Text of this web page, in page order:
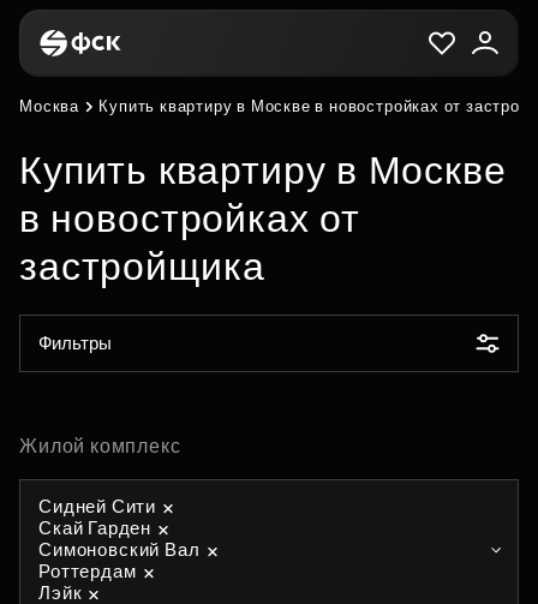
Москва Купить квартиру в Москве в новостройках от
Купить квартиру в Москве
в новостройках от
застройщика
Фильтры
Жилой комплекс
Сидней Сити
Скай Гарден
Симоновский Вал
Роттердам
Лэйк